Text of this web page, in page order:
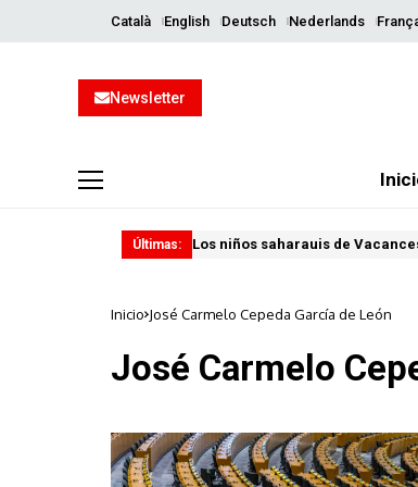
Català English Deutsch Nederlands
Newsletter
Últimas: Los niños saharauis de
Inicio José Carmelo Cepeda García de León
José Carmelo